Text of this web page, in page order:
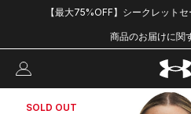
【最大75%OFF】シークレット
商品のお届けに関
SOLD OUT